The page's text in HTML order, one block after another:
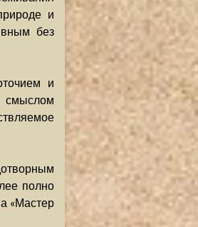
и
без
и
полно
«Мастер